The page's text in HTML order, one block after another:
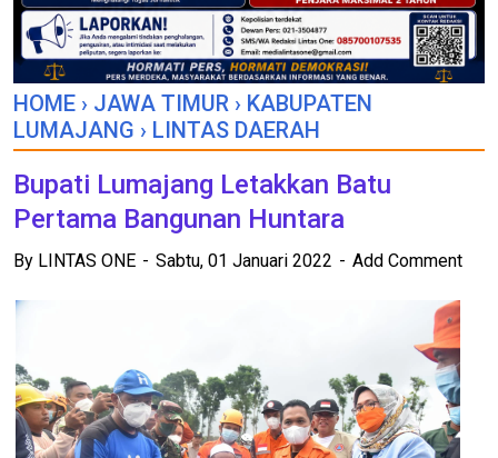
HOME › JAWA TIMUR › KABUPATEN
LUMAJANG › LINTAS DAERAH
Bupati Lumajang Letakkan Batu
Pertama Bangunan Huntara
By LINTAS ONE Sabtu, 01 Januari 2022 Add Comment